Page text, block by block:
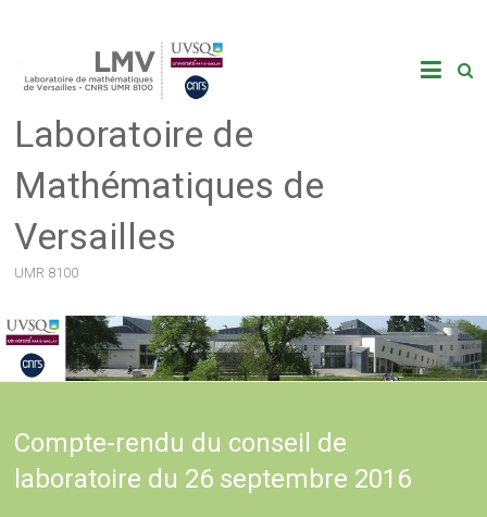
Laboratoire de
Mathématiques de
Versailles
UMR 8100
Compte-rendu du conseil de
laboratoire du 26 septembre 2016